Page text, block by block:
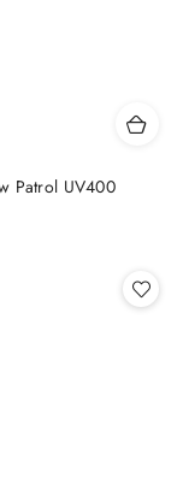
Patrol UV400